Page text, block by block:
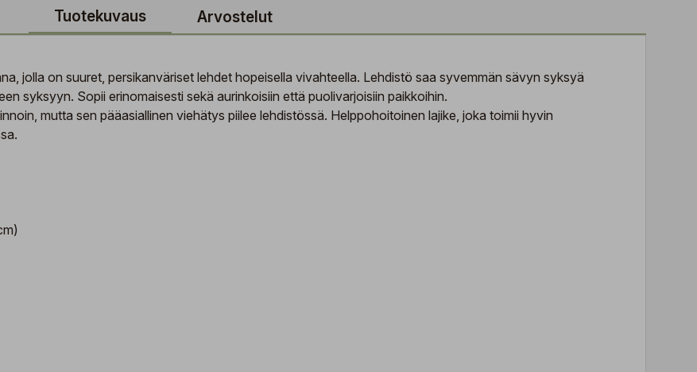
Tuotekuvaus Arvostelut
jolla on suuret, persikanväriset lehdet hopeisella vivahteella. Lehdistö saa syvemmän sävyn syksyä
syksyyn. Sopii erinomaisesti sekä aurinkoisiin että puolivarjoisiin paikkoihin.
mutta sen pääasiallinen viehätys piilee lehdistössä. Helppohoitoinen lajike, joka toimii hyvin